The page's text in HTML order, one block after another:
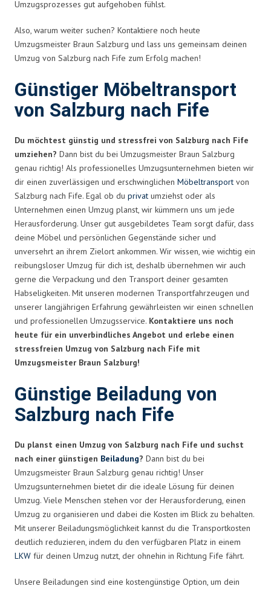
Umzugsprozesses gut aufgehoben fühlst.
Also, warum weiter suchen? Kontaktiere noch heute
Umzugsmeister Braun Salzburg und lass uns gemeinsam deinen
Umzug von Salzburg nach Fife zum Erfolg machen!
Günstiger Möbeltransport
von Salzburg nach Fife
Du möchtest günstig und stressfrei von Salzburg nach Fife
umziehen? Dann bist du bei Umzugsmeister Braun Salzburg
genau richtig! Als professionelles Umzugsunternehmen bieten wir
dir einen zuverlässigen und erschwinglichen Möbeltransport von
Salzburg nach Fife. Egal ob du privat umziehst oder als
Unternehmen einen Umzug planst, wir kümmern uns um jede
Herausforderung. Unser gut ausgebildetes Team sorgt dafür, dass
deine Möbel und persönlichen Gegenstände sicher und
unversehrt an ihrem Zielort ankommen. Wir wissen, wie wichtig ein
reibungsloser Umzug für dich ist, deshalb übernehmen wir auch
gerne die Verpackung und den Transport deiner gesamten
Habseligkeiten. Mit unseren modernen Transportfahrzeugen und
unserer langjährigen Erfahrung gewährleisten wir einen schnellen
und professionellen Umzugsservice. Kontaktiere uns noch
heute für ein unverbindliches Angebot und erlebe einen
stressfreien Umzug von Salzburg nach Fife mit
Umzugsmeister Braun Salzburg!
Günstige Beiladung von
Salzburg nach Fife
Du planst einen Umzug von Salzburg nach Fife und suchst
nach einer günstigen Beiladung? Dann bist du bei
Umzugsmeister Braun Salzburg genau richtig! Unser
Umzugsunternehmen bietet dir die ideale Lösung für deinen
Umzug. Viele Menschen stehen vor der Herausforderung, einen
Umzug zu organisieren und dabei die Kosten im Blick zu behalten.
Mit unserer Beiladungsmöglichkeit kannst du die Transportkosten
deutlich reduzieren, indem du den verfügbaren Platz in einem
LKW für deinen Umzug nutzt, der ohnehin in Richtung Fife fährt.
Unsere Beiladungen sind eine kostengünstige Option, um dein